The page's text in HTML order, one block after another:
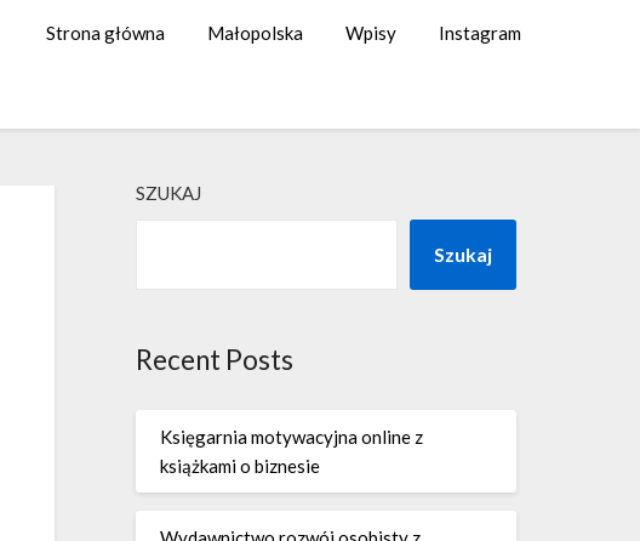
Strona główna Małopolska Wpisy Instagram
SZUKAJ
Szukaj
Recent Posts
Księgarnia motywacyjna online z
książkami o biznesie